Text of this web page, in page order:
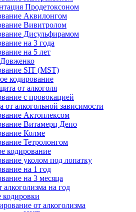
Продетоксоном
Аквилонгом
Вивитролом
Дисульфирамом
на 3 года
на 5 лет
SIT (MST)
кодирование
от алкоголя
с провокацией
от алкогольной зависимости
Актоплексом
Витамерц Депо
Колме
Тетролонгом
кодирование
уколом под лопатку
на 1 год
на 3 месяца
алкоголизма на год
кодировки
от алкоголизма